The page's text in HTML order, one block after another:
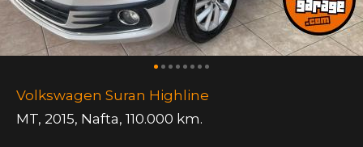
Volkswagen Suran Highline
MT, 2015, Nafta, 110.000 km.